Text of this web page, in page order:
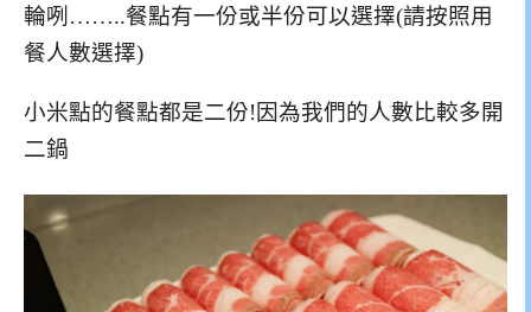
輪咧……..餐點有一份或半份可以選擇(請按照用
餐人數選擇)
小米點的餐點都是二份!因為我們的人數比較多開
二鍋